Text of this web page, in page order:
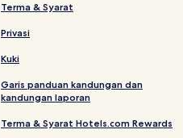
Terma & Syarat
Privasi
Kuki
Garis panduan kandungan dan
kandungan laporan
Terma & Syarat Hotels.com Rewards